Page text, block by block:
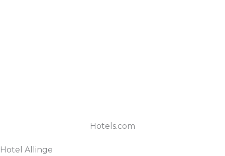
Hotels.com
Hotel Allinge